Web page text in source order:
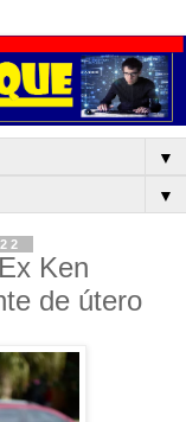
▼
▼
Ken
de útero